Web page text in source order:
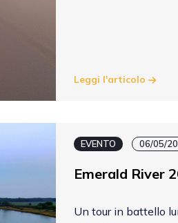
Leggi l'articolo
EVENTO 06/05/
Emerald River
Un tour in battello